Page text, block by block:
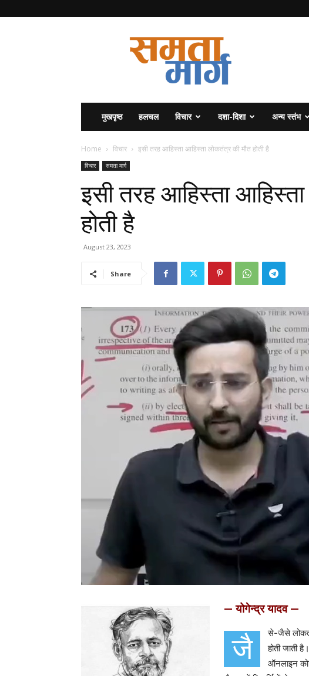
मुखपृष्ठ हलचल विचार दशा-दिशा अन्य स्तंभ
Home विचार इसी तरह आहिस्ता आहिस्ता लोकतंत्र की मौत होती है
विचार समता मार्ग
इसी तरह आहिस्ता
होती है
August 23, 2023
Share
— योगेन्द्र यादव —
जै
से-जैसे
होती जाती
ऑनलाइन